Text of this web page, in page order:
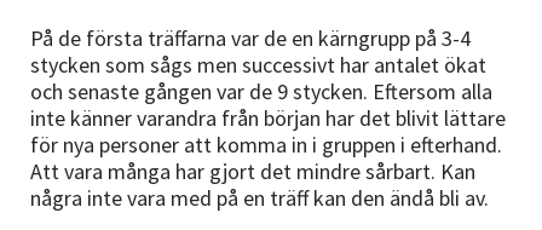
På de första träffarna var de en kärngrupp på 3-4
stycken som sågs men successivt har antalet ökat
och senaste gången var de 9 stycken. Eftersom alla
inte känner varandra från början har det blivit lättare
för nya personer att komma in i gruppen i efterhand.
Att vara många har gjort det mindre sårbart. Kan
några inte vara med på en träff kan den ändå bli av.